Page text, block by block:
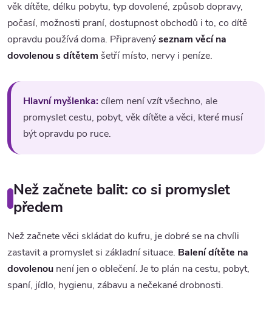
věk dítěte, délku pobytu, typ dovolené, způsob dopravy,
počasí, možnosti praní, dostupnost obchodů i to, co dítě
opravdu používá doma. Připravenýseznam věcí na
dovolenou s dítětem šetří místo, nervy i peníze.
Hlavní myšlenka:cílem není vzít všechno, ale
promyslet cestu, pobyt, věk dítěte a věci, které musí
být opravdu po ruce.
Než začnete balit: co si promyslet
předem
Než začnete věci skládat do kufru, je dobré se na chvíli
zastavit a promyslet si základní situace. Balení dítěte na
dovolenou není jen o oblečení. Je to plán na cestu, pobyt,
spaní, jídlo, hygienu, zábavu a nečekané drobnosti.